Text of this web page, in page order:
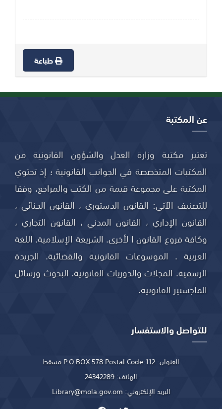
طباعة
عن المكتبة
تعتبر مكتبة وزارة العدل والشؤون القانونية من
المكتبات المتخصصة في الجوانب القانونية ؛ إذ تحتوي
المكتبة على مجموعة قيمة من الكتب والمراجع، وفقا
للتصنيف الآتي: القانون الدستوري ، القانون الجنائي ،
القانون الإداري ، القانون المدني ، القانون التجاري ،
وكافة فروع القانون ا لأخرى. الشريعة الإسلامية. اللغة
العربية . الموسوعات القانونية والقضائية. الجريدة
الرسمية. المجلات والدوريات القانونية. البحوث ورسائل
الماجستير القانونية.
للتواصل والاستفسار
العنوان:
الهاتف:24342289
البريد الإلكتروني: